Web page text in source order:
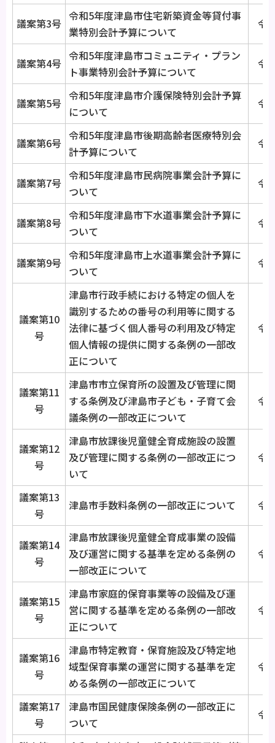
議案第3号
令和5年度津島市住宅新築資金等貸付事
業特別会計予算について
令
議案第4号
令和5年度津島市コミュニティ・プラン
ト事業特別会計予算について
令
議案第5号
令和5年度津島市介護保険特別会計予算
について
令
議案第6号
令和5年度津島市後期高齢者医療特別会
計予算について
令
議案第7号
令和5年度津島市民病院事業会計予算に
ついて
令
議案第8号
令和5年度津島市下水道事業会計予算に
ついて
令
議案第9号
令和5年度津島市上水道事業会計予算に
ついて
令
議案第10
号
津島市行政手続における特定の個人を
識別するための番号の利用等に関する
法律に基づく個人番号の利用及び特定
個人情報の提供に関する条例の一部改
正について
令
議案第11
号
津島市市立保育所の設置及び管理に関
する条例及び津島市子ども・子育て会
議条例の一部改正について
令
議案第12
号
津島市放課後児童健全育成施設の設置
及び管理に関する条例の一部改正につ
いて
令
議案第13
号
津島市手数料条例の一部改正について 令
議案第14
号
津島市放課後児童健全育成事業の設備
及び運営に関する基準を定める条例の
一部改正について
令
議案第15
号
津島市家庭的保育事業等の設備及び運
営に関する基準を定める条例の一部改
正について
令
議案第16
号
津島市特定教育・保育施設及び特定地
域型保育事業の運営に関する基準を定
める条例の一部改正について
令
議案第17
号
津島市国民健康保険条例の一部改正に
ついて
令